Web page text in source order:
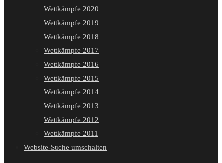
Wettkämpfe 2020
Wettkämpfe 2019
Wettkämpfe 2018
Wettkämpfe 2017
Wettkämpfe 2016
Wettkämpfe 2015
Wettkämpfe 2014
Wettkämpfe 2013
Wettkämpfe 2012
Wettkämpfe 2011
Website-Suche umschalten